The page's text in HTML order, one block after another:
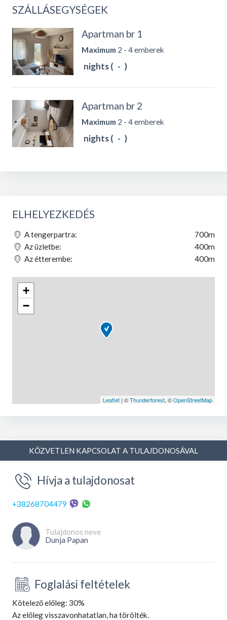
SZÁLLÁSEGYSÉGEK
Apartman br 1
Maximum 2 - 4 emberek
nights ( - )
Apartman br 2
Maximum 2 - 4 emberek
nights ( - )
ELHELYEZKEDÉS
A tengerpartra:
700m
Az üzletbe:
400m
Az étterembe:
400m
+
−
Leaflet | ©Thunderforest, ©OpenStreetMap
KÖZVETLEN KAPCSOLAT A TULAJDONOSÁVAL
Hívja a tulajdonosat
+38268704479
Tulajdonos neve
Dunja Papan
Foglalási feltételek
Kötelező előleg: 30%
Az előleg visszavonhatatlan, ha törölték.